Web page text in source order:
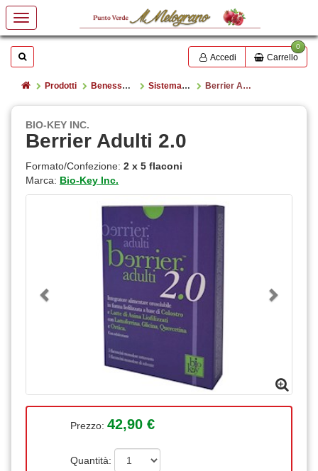
Cerca Accedi
0
Carrello
HomeProdotti Benessere e salute Sistema Immunitario Berrier Adulti 2.0
BIO-KEY INC.
Berrier Adulti 2.0
Formato/Confezione: 2 x 5 flaconi
Marca: Bio-Key Inc.
Prezzo: 42,90 €
Quantità: